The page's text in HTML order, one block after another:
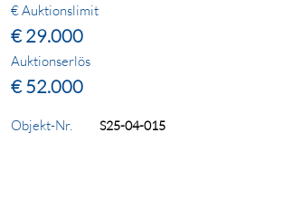
€ Auktionslimit
€ 29.000
Auktionserlös
€ 52.000
Objekt-Nr. S25-04-015